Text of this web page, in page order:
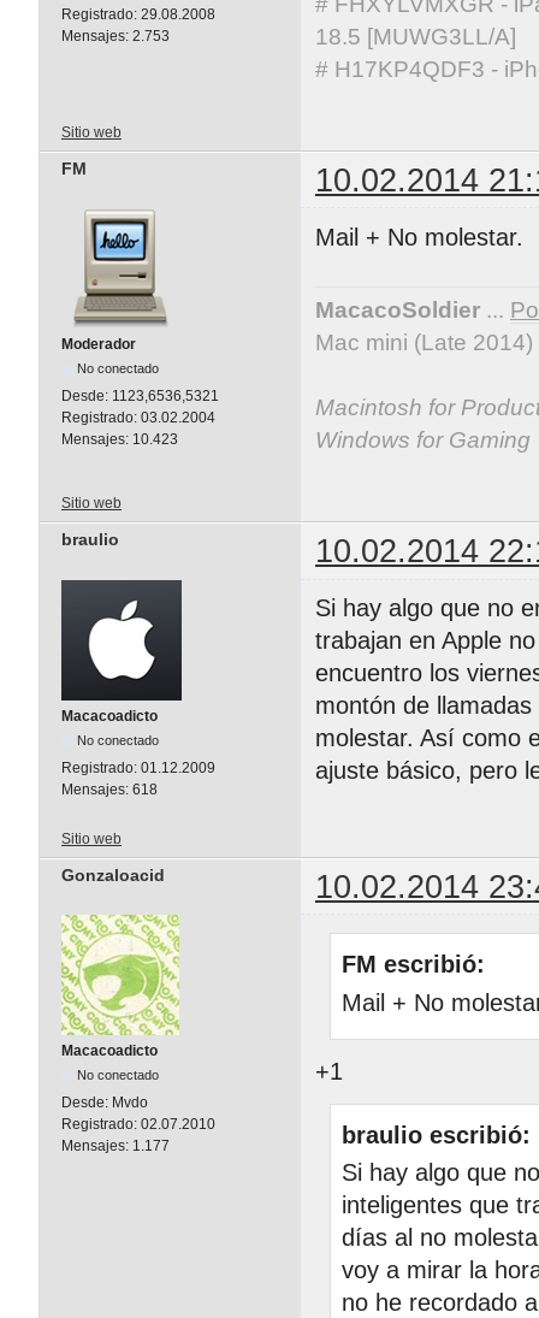
Registrado: 29.08.2008
Mensajes: 2.753
18.5 [MUWG3LL/A]
# H17KP4QDF3 -
Sitio web
FM 10.02.2014
Moderador
No conectado
Desde: 1123,6536,5321
Registrado: 03.02.2004
Mensajes: 10.423
Mail + No molestar.
MacacoSoldier ...
Mac mini (Late
Macintosh for
Windows for Gaming
Sitio web
braulio 10.02.2014
Macacoadicto
No conectado
Registrado: 01.12.2009
Mensajes: 618
Si hay algo que no
trabajan en Apple
encuentro los
montón de
molestar. Así como
ajuste básico, pero
Sitio web
Gonzaloacid 10.02.2014
Macacoadicto
No conectado
Desde: Mvdo
Registrado: 02.07.2010
Mensajes: 1.177
FM escribió:
Mail + No
+1
braulio escribió:
Si hay algo que
inteligentes que
días al no
voy a mirar la
no he recordado